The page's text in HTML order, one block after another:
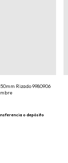
Rizado 9980906
o depósito